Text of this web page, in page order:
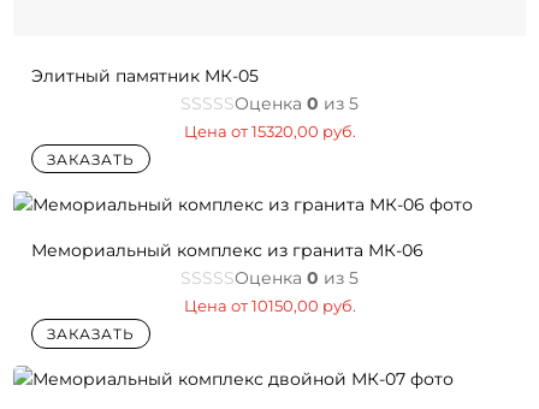
Элитный памятник МК-05
Оценка 0 из 5
Цена от15320,00 руб.
ЗАКАЗАТЬ
Мемориальный комплекс из гранита МК-06
Оценка 0 из 5
Цена от10150,00 руб.
ЗАКАЗАТЬ